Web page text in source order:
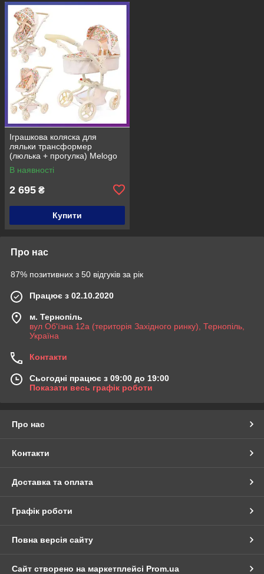
Іграшкова коляска для
ляльки трансформер
(люлька + прогулка) Melogo
9695C
В наявності
2 695 ₴
Купити
Про нас
87% позитивних з 50 відгуків за рік
Працює з 02.10.2020
м. Тернопіль
вул Об'їзна 12а (територія Західного ринку), Тернопіль,
Україна
Контакти
Сьогодні працює з 09:00 до 19:00
Показати весь графік роботи
Про нас
Контакти
Доставка та оплата
Графік роботи
Повна версія сайту
Сайт створено на маркетплейсі Prom.ua